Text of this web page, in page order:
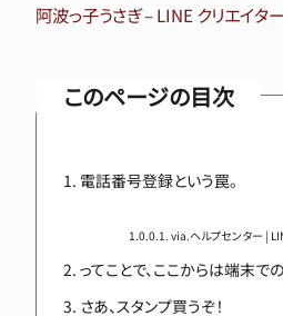
阿波っ子うさぎ – LINE クリエイタ
このページの目次
電話番号登録という罠。
via.ヘルプセンター |
ってことで、ここからは端末で
さあ、スタンプ買うぞ！